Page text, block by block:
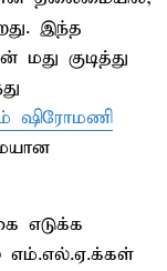
இந்த
மது குடித்து
ஷிரோமணி
எடுக்க
எம்.எல்.ஏ.க்கள்